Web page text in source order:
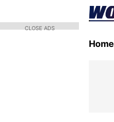
Home
CLOSE ADS